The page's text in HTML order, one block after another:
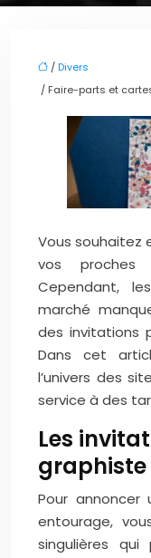
/Divers
/ Faire-parts et
Vous souhaitez
vos proches
Cependant,
marché
des invitations
Dans cet
l’univers des
service à des
Les
graphiste
Pour annoncer
entourage,
singulières qui